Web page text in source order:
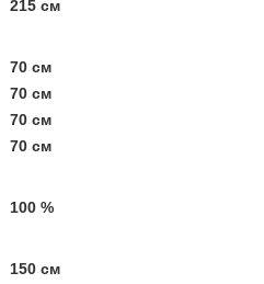
215 см
70 см
70 см
70 см
70 см
100 %
150 см